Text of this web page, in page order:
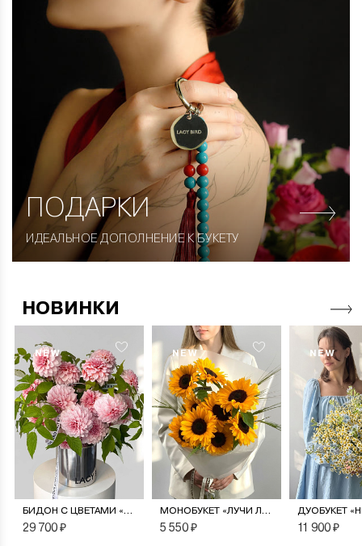
ПОДАРКИ
ИДЕАЛЬНОЕ ДОПОЛНЕНИЕ К БУКЕТУ
НОВИНКИ
NEW
БИДОН С ЦВЕТАМИ «ПУДРОВЫЙ САД»
29 700 ₽
NEW
МОНОБУКЕТ «ЛУЧИ ЛЕТА»
5 550 ₽
NEW
11 900 ₽